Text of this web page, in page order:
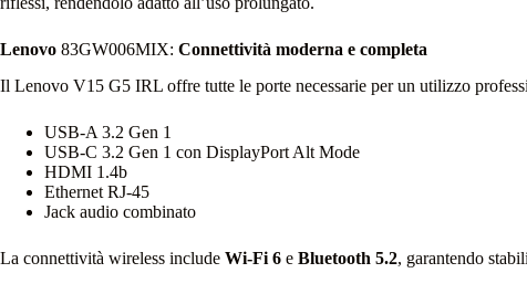
Lenovo 83GW006MIX: Connettività moderna e completa
Il Lenovo V15 G5 IRL offre tutte le porte necessarie per un utilizzo
USB‑A 3.2 Gen 1
USB‑C 3.2 Gen 1 con DisplayPort Alt Mode
HDMI 1.4b
Ethernet RJ‑45
Jack audio combinato
La connettività wireless include Wi‑Fi 6 e Bluetooth 5.2, garantendo